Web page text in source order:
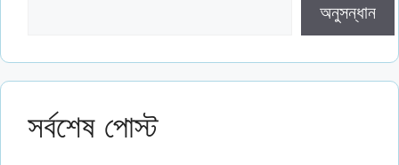
অনুসন্ধান
সর্বশেষ পোস্ট